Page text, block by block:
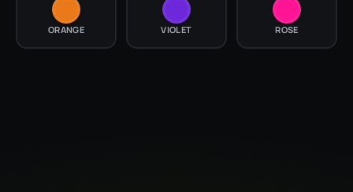
ORANGE VIOLET ROSE